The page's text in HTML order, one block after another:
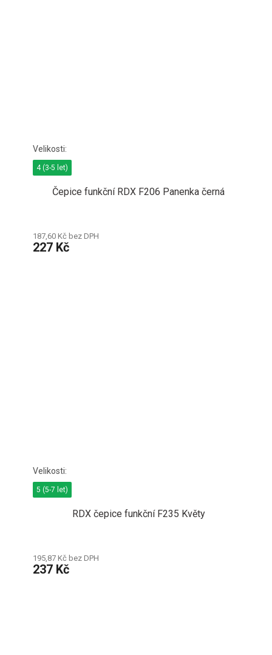
Čepice funkční RDX F206 Panenka černá
187,60 Kč bez DPH
227 Kč
4 (3-5 let)
RDX čepice funkční F235 Květy
195,87 Kč bez DPH
237 Kč
5 (5-7 let)